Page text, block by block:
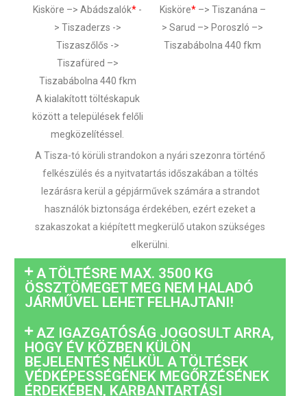
Kisköre –> Abádszalók* -
> Tiszaderzs ->
Tiszaszőlős ->
Tiszafüred –>
Tiszabábolna 440 fkm
A kialakított töltéskapuk
között a települések felőli
megközelítéssel.
Kisköre* –> Tiszanána –
> Sarud –> Poroszló –>
Tiszabábolna 440 fkm
A Tisza-tó körüli strandokon a nyári szezonra történő
felkészülés és a nyitvatartás időszakában a töltés
lezárásra kerül a gépjárművek számára a strandot
használók biztonsága érdekében, ezért ezeket a
szakaszokat a kiépített megkerülő utakon szükséges
elkerülni.
A TÖLTÉSRE MAX. 3500 KG
ÖSSZTÖMEGET MEG NEM HALADÓ
JÁRMŰVEL LEHET FELHAJTANI!
AZ IGAZGATÓSÁG JOGOSULT ARRA,
HOGY ÉV KÖZBEN KÜLÖN
BEJELENTÉS NÉLKÜL A TÖLTÉSEK
VÉDKÉPESSÉGÉNEK MEGŐRZÉSÉNEK
ÉRDEKÉBEN, KARBANTARTÁSI